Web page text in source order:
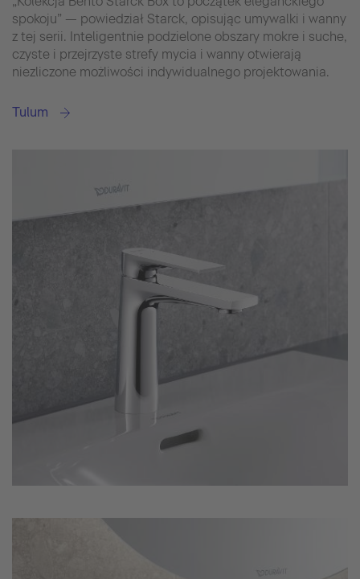
spokoju” — powiedział Starck, opisując umywalki i wanny
z tej serii. Inteligentnie podzielone obszary mokre i suche,
czyste i przejrzyste strefy mycia i wanny otwierają
niezliczone możliwości indywidualnego projektowania.
Tulum